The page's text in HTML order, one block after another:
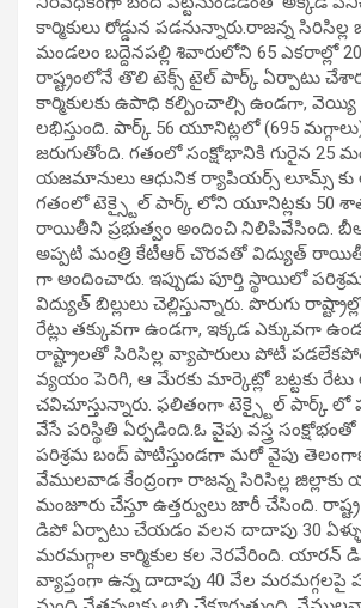
కార్మికులు రోడ్డున పడనున్నారు.రాజన్న సిరిసిల్ల
మండలం బద్దెనపల్లి శివారులోని 65 ఎకరాల్లో
రాష్ట్రంలోనే తొలి టెక్స్ టైల్ పార్క్ ఏర్పాటు
కార్మికులకు ఉపాధి కల్పించాల్సి ఉండగా,
లభిస్తుంది. పార్క్ 56 యూనిట్లలో (695 మగ్గాలు)
జరుగుతోంది. గతంలో సంక్షోభానికి గురైన 25
యజమానులు ఆధునిక ర్యాపియర్స్ లూమ్స్ కు
గతంలో టెక్స్టైల్ పార్క్ లోని యూనిట్లకు 50
రాయితీని ప్రభుత్వం అందించి నిలిపివేసింది.
అప్పటి మంత్రి కేటీఆర్ చొరవతో విద్యుత్
గా అందించారు. ఇప్పుడు పూర్తి స్థాయిలో
విద్యుత్ బిల్లులు చెల్లిస్తున్నారు. పొరుగు
రేట్లు తక్కువగా ఉండగా, ఇక్కడ ఎక్కువగా
రాష్ట్రాలతో సిరిసిల్ల వ్యాపారులు పోటీ
వ్యయం పెరిగి, ఆ మేరకు మార్కెట్లో బట్టకు రేటు
చవిచూస్తున్నారు. ఫలితంగా టెక్స్టైల్ పార్క్ లో
వేసే పరిస్థితి ఏర్పడింది.ఓ వైపు వస్త్ర
పరిశ్రమ బంద్ పాటిస్తుండగా మరో వైపు తెలంగాణ
వేములవాడ కేంద్రంగా రాజన్న సిరిసిల్ల
మంజూరు చేస్తూ ఉత్తర్వులు జారీ చేసింది.
డిపో ఏర్పాటు చేయడం వలన దాదాపు 30 ఏళ్ళుగా
మరమగ్గాల కార్మికుల కల నెరవేరింది. యారన్
వ్యాప్తంగా ఉన్న దాదాపు 40 వేల మరమగ్గలపై